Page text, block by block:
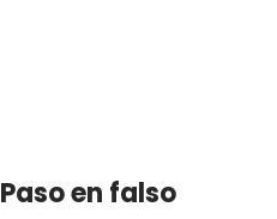
Paso en falso